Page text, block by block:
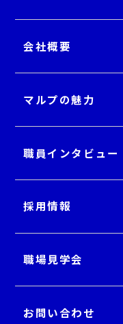
会社概要
マルプの魅力
職員インタビュー
採用情報
職場見学会
お問い合わせ